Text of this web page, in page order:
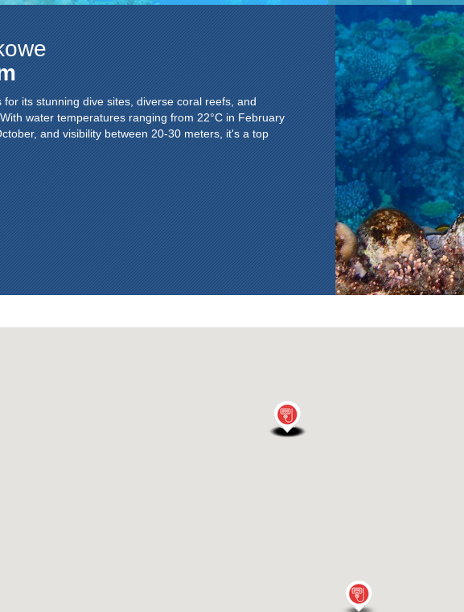
for its stunning dive sites, diverse coral reefs, and
water temperatures ranging from 22°C in February
and visibility between 20-30 meters, it's a top